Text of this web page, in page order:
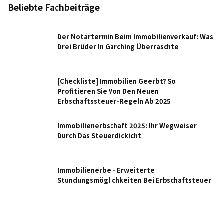
Beliebte Fachbeiträge
Der Notartermin Beim Immobilienverkauf: Was
Drei Brüder In Garching Überraschte
[Checkliste] Immobilien Geerbt? So
Profitieren Sie Von Den Neuen
Erbschaftssteuer-Regeln Ab 2025
Immobilienerbschaft 2025: Ihr Wegweiser
Durch Das Steuerdickicht
Immobilienerbe - Erweiterte
Stundungsmöglichkeiten Bei Erbschaftsteuer